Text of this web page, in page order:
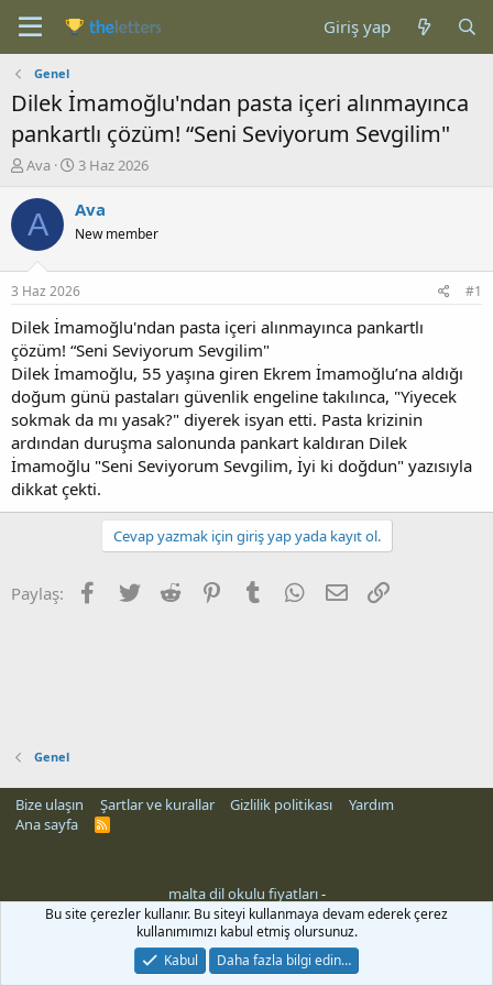
Giriş yap
Genel
Dilek İmamoğlu'ndan pasta içeri alınmayınca
pankartlı çözüm! “Seni Seviyorum Sevgilim"
K
n
b
u
u
b
a
ş
l
a
t
a
n
Ava
B
ş
a
g
ı
ç
t
a
r
i
h
i
3 Haz 2026
A Ava
New member
3 Haz 2026 #1
Dilek İmamoğlu'ndan pasta içeri alınmayınca pankartlı
çözüm! “Seni Seviyorum Sevgilim"
Dilek İmamoğlu, 55 yaşına giren Ekrem İmamoğlu’na aldığı
doğum günü pastaları güvenlik engeline takılınca, "Yiyecek
sokmak da mı yasak?" diyerek isyan etti. Pasta krizinin
ardından duruşma salonunda pankart kaldıran Dilek
İmamoğlu "Seni Seviyorum Sevgilim, İyi ki doğdun" yazısıyla
dikkat çekti.
Cevap yazmak için giriş yap yada kayıt ol.
Paylaş: Facebook
Twitter Reddit PinterestTumblr WhatsApp
E-posta
Genel
Bize ulaşın Şartlar ve kurallar Gizlilik politikası
Yardım
Ana sayfa
R
malta dil okulu fiyatları-
Bu site çerezler kullanır. Bu siteyi kullanmaya devam ederek çerez
kullanımımızı kabul etmiş olursunuz.
Kabul
Daha fazla bilgi edin…